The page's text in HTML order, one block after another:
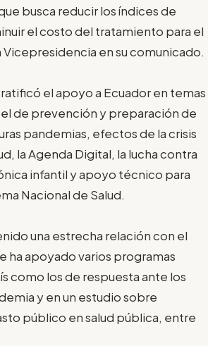
busca reducir los índices de
el costo del tratamiento para el
en su comunicado.
ratificó el apoyo a Ecuador en temas
de prevención y preparación de
pandemias, efectos de la crisis
la Agenda Digital, la lucha contra
infantil y apoyo técnico para
Nacional de Salud.
una estrecha relación con el
ha apoyado varios programas
como los de respuesta ante los
y en un estudio sobre
público en salud pública, entre